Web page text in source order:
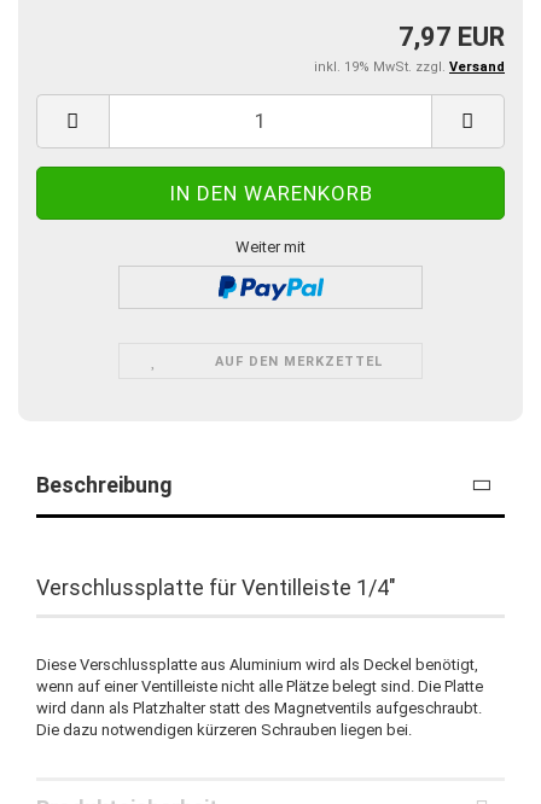
7,97 EUR
inkl. 19% MwSt. zzgl. Versand
Weiter mit
AUF DEN MERKZETTEL
Beschreibung
Verschlussplatte für Ventilleiste 1/4"
Diese Verschlussplatte aus Aluminium wird als Deckel benötigt,
wenn auf einer Ventilleiste nicht alle Plätze belegt sind. Die Platte
wird dann als Platzhalter statt des Magnetventils aufgeschraubt.
Die dazu notwendigen kürzeren Schrauben liegen bei.